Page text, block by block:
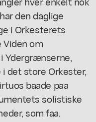
den daglige
i Orkesterets
Viden om
Ydergrænserne,
det store Orkester,
baade paa
solistiske
som faa.